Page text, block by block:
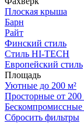
Плоская крыша
Барн
Райт
Финский стиль
Стиль HI-TECH
Европейский стиль
Площадь
Уютные до 200 м²
Просторные от 200
Бескомпромиссные
Сбросить фильтры